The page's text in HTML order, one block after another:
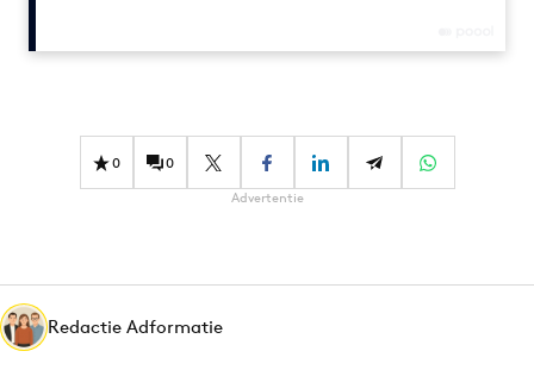
Gedragsverandering
Influencer marketing
Media
Merkstrategie
PR
0 0
Advertentie
Redactie Adformatie